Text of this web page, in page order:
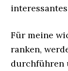
Für meine
ranken,
durchführen